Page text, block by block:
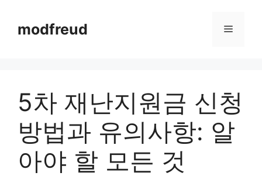
contentmodfreud Menu
5차 재난지원금 신청
방법과 유의사항: 알
아야 할 모든 것